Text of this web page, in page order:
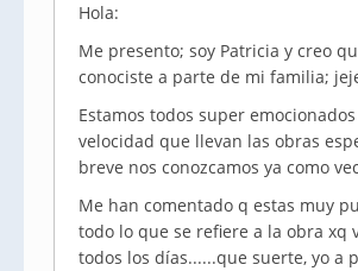
Hola:
Me presento; soy Patricia y creo
conociste a parte de mi familia;
Estamos todos super
velocidad que llevan las obras
breve nos conozcamos ya como
Me han comentado q estas muy
todo lo que se refiere a la obra xq
todos los días......que suerte, yo a